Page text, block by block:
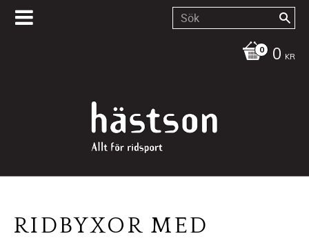
0 KR
RIDBYXOR MED